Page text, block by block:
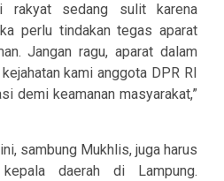
rakyat sedang sulit karena
perlu tindakan tegas aparat
Jangan ragu, aparat dalam
kami anggota DPR RI
demi keamanan masyarakat,”
sambung Mukhlis, juga harus
daerah di Lampung.